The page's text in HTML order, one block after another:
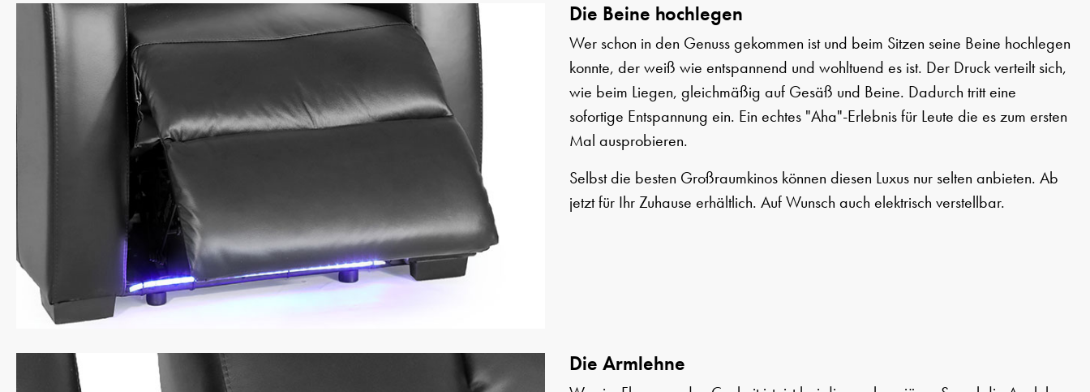
Die Beine hochlegen
Wer schon in den Genuss gekommen ist und beim Sitzen seine Beine hochlegen
konnte, der weiß wie entspannend und wohltuend es ist. Der Druck verteilt sich,
wie beim Liegen, gleichmäßig auf Gesäß und Beine. Dadurch tritt eine
sofortige Entspannung ein. Ein echtes "Aha"-Erlebnis für Leute die es zum ersten
Mal ausprobieren.
Selbst die besten Großraumkinos können diesen Luxus nur selten anbieten. Ab
jetzt für Ihr Zuhause erhältlich. Auf Wunsch auch elektrisch verstellbar.
Die Armlehne